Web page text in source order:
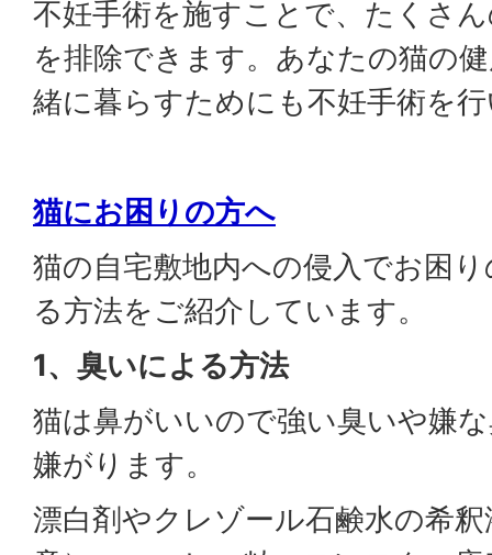
不妊手術を施すことで、たくさ
を排除できます。あなたの猫の
緒に暮らすためにも不妊手術を
猫にお困りの方へ
猫の自宅敷地内への侵入でお困
る方法をご紹介しています。
1、臭いによる方法
猫は鼻がいいので強い臭いや嫌
嫌がります。
漂白剤やクレゾール石鹸水の希